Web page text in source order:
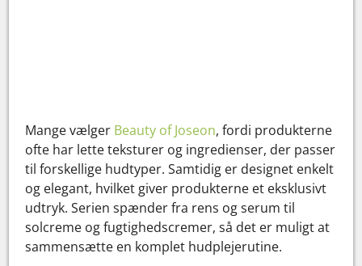
Mange vælger Beauty of Joseon, fordi produkterne
ofte har lette teksturer og ingredienser, der passer
til forskellige hudtyper. Samtidig er designet enkelt
og elegant, hvilket giver produkterne et eksklusivt
udtryk. Serien spænder fra rens og serum til
solcreme og fugtighedscremer, så det er muligt at
sammensætte en komplet hudplejerutine.